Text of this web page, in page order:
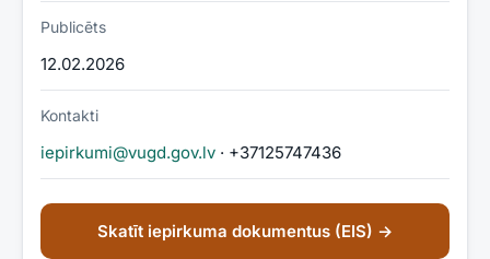
Publicēts
12.02.2026
Kontakti
iepirkumi@vugd.gov.lv · +37125747436
Skatīt iepirkuma dokumentus (EIS) →